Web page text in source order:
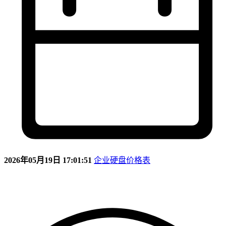
2026年05月19日 17:01:51 企业硬盘价格表